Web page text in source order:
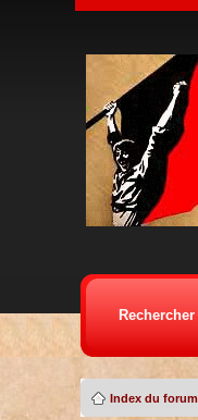
Rechercher
Index du forum